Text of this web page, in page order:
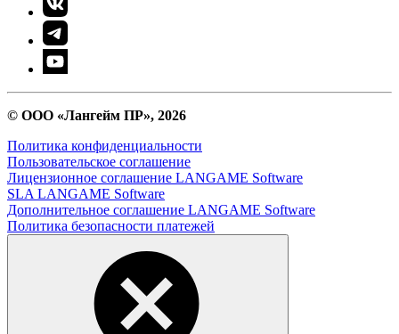
© ООО «Лангейм ПР», 2026
Политика конфиденциальности
Пользовательское соглашение
Лицензионное соглашение LANGAME Software
SLA LANGAME Software
Дополнительное соглашение LANGAME Software
Политика безопасности платежей